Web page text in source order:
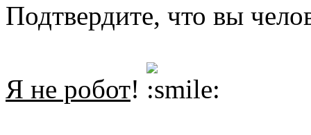
Подтвердите, что вы
Я не робот!